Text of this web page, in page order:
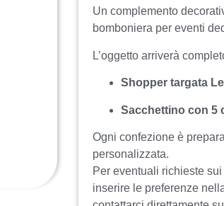
Un complemento
bomboniera per eventi
L’oggetto arriverà
Shopper targata
Sacchettino con 5
Ogni confezione è
personalizzata.
Per eventuali richieste
inserire le preferenze